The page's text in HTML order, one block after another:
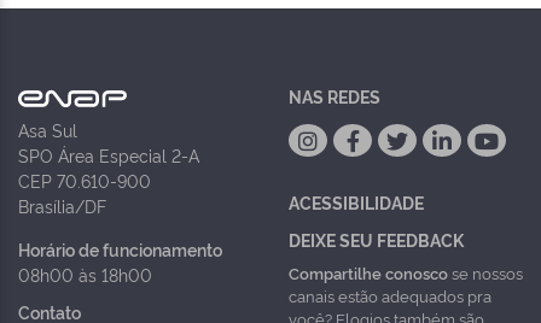
Asa Sul
SPO Área Especial 2-A
CEP 70.610-900
Brasília/DF
Horário de funcionamento
08h00 às 18h00
Contato
NAS REDES
ACESSIBILIDADE
DEIXE SEU FEEDBACK
Compartilhe conoscose nossos
canais estão adequados pra
você? Elogios também são